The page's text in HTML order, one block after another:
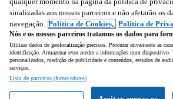
Experimenta a
sinalizadas aos nossos parceiros e não afetarão os
navegação. Política de Cookies, Política de
Nós e os nossos parceiros tratamos os dados para
Utilizar dados de geolocalização precisos. Procurar ativamente as
identificação. Armazenar e/ou aceder a informações num dispositivo.
personalizados, medição de publicidade e conteúdos, estudos de
serviços.
Lista de parceiros (fornecedores)